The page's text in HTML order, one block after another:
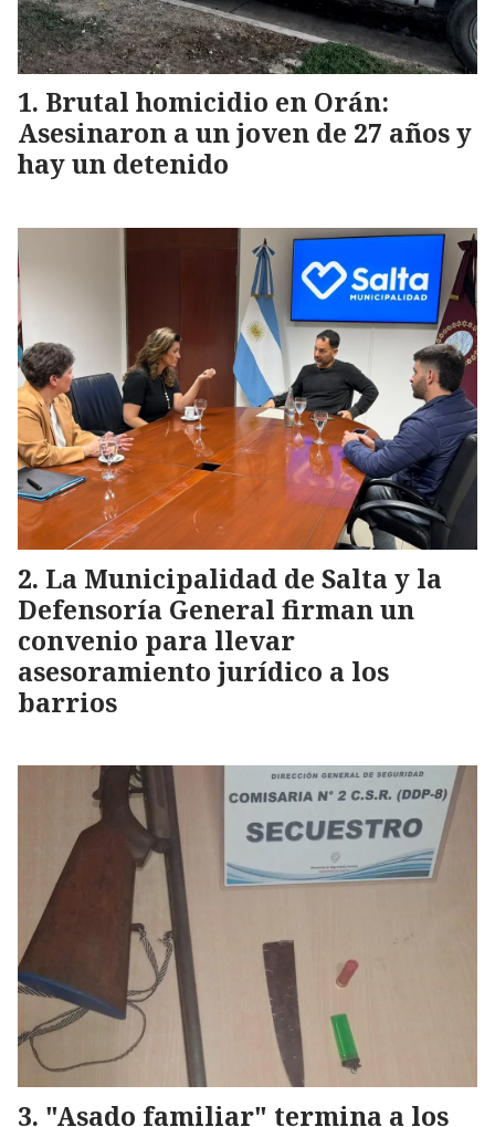
Brutal homicidio en Orán:
Asesinaron a un joven de 27 años y
hay un detenido
La Municipalidad de Salta y la
Defensoría General firman un
convenio para llevar
asesoramiento jurídico a los
barrios
"Asado familiar" termina a los